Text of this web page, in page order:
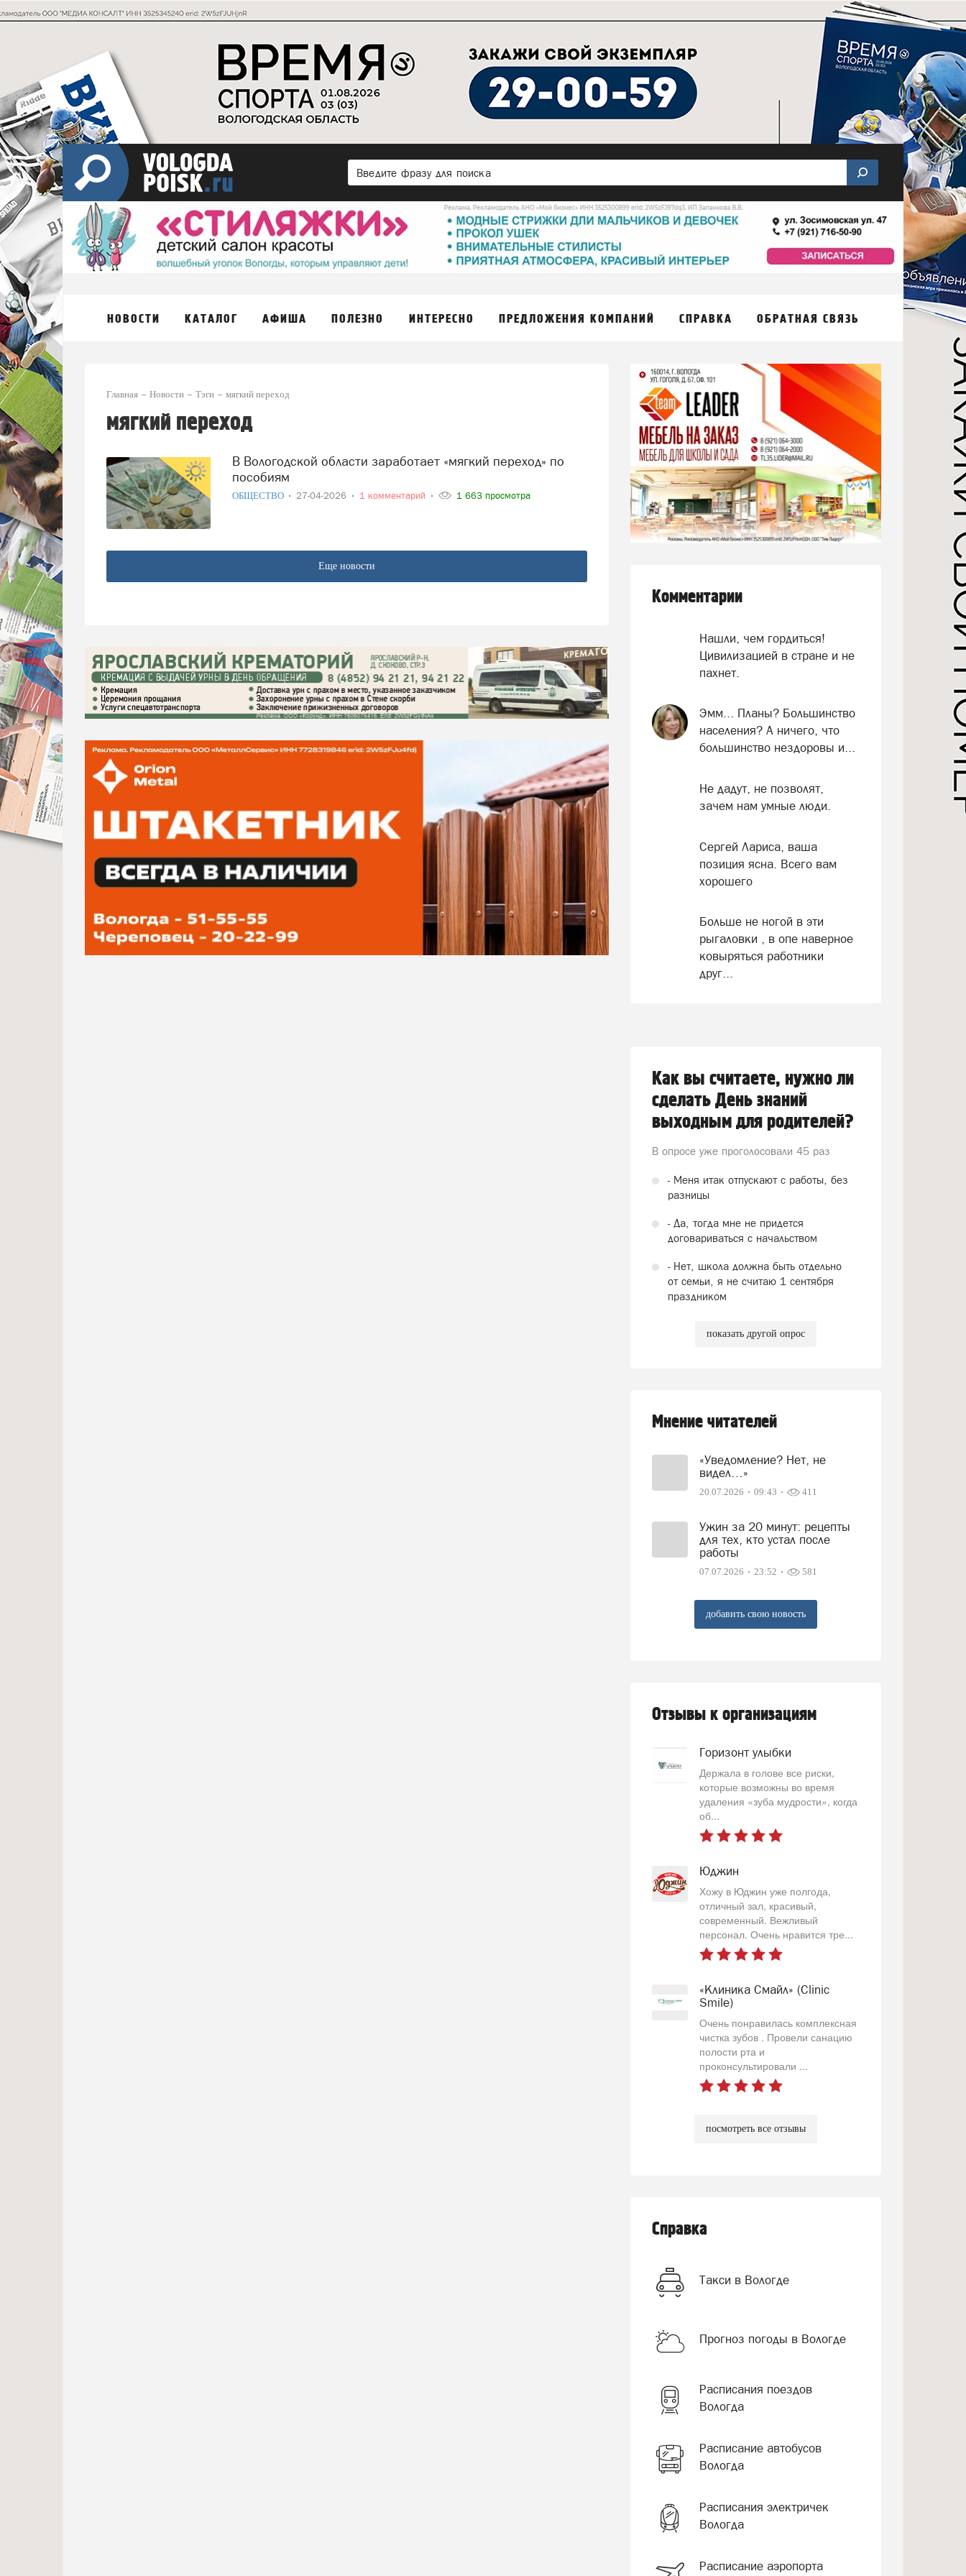
НОВОСТИ КАТАЛОГ АФИША ПОЛЕЗНО ИНТЕРЕСНО ПРЕДЛОЖЕНИЯ КОМПАНИЙ СПРАВКА ОБРАТНАЯ СВЯЗЬ
Главная Новости Тэги мягкий переход
мягкий переход
В Вологодской области заработает «мягкий переход» по
пособиям
ОБЩЕСТВО 27-04-2026 1 комментарий 1 663 просмотра
Еще новости
Комментарии
Нашли, чем гордиться!
Цивилизацией в стране и не
пахнет.
Эмм... Планы? Большинство
населения? А ничего, что
большинство нездоровы и...
Не дадут, не позволят,
зачем нам умные люди.
Сергей Лариса, ваша
позиция ясна. Всего вам
хорошего
Больше не ногой в эти
рыгаловки , в опе наверное
ковыряться работники
друг...
Как вы считаете, нужно ли
сделать День знаний
выходным для родителей?
В опросе уже проголосовали 45 раз
- Меня итак отпускают с работы, без
разницы
- Да, тогда мне не придется
договариваться с начальством
- Нет, школа должна быть отдельно
от семьи, я не считаю 1 сентября
праздником
показать другой опрос
Мнение читателей
«Уведомление? Нет, не
видел…»
20.07.2026 09:43 411
Ужин за 20 минут: рецепты
для тех, кто устал после
работы
07.07.2026 23:52 581
добавить свою новость
Отзывы к организациям
Горизонт улыбки
Держала в голове все риски,
которые возможны во время
удаления «зуба мудрости», когда
об...
Юджин
Хожу в Юджин уже полгода,
отличный зал, красивый,
современный. Вежливый
персонал. Очень нравится тре...
«Клиника Смайл» (Clinic
Smile)
Очень понравилась комплексная
чистка зубов . Провели санацию
полости рта и
проконсультировали ...
посмотреть все отзывы
Справка
Такси в Вологде
Прогноз погоды в Вологде
Расписания поездов
Вологда
Расписание автобусов
Вологда
Расписания электричек
Вологда
Расписание аэропорта